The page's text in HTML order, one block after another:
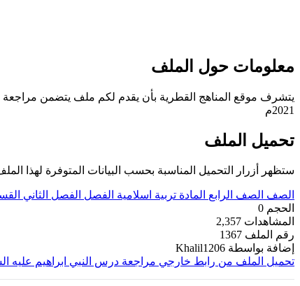
معلومات حول الملف
يتشرف موقع المناهج القطرية بأن يقدم لكم ملف يتضمن مراجعة درس
2021م
تحميل الملف
ستظهر أزرار التحميل المناسبة بحسب البيانات المتوفرة لهذا
الصف الصف الرابع المادة تربية اسلامية الفصل الفصل الثاني
الحجم 0
المشاهدات 2,357
رقم الملف 1367
إضافة بواسطة Khalil1206
تحميل الملف من رابط خارجي مراجعة درس النبي ابراهيم عليه